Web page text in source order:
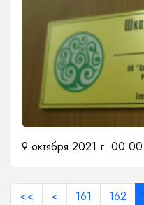
9 октября 2021 г. 00:00
<< < 161 162